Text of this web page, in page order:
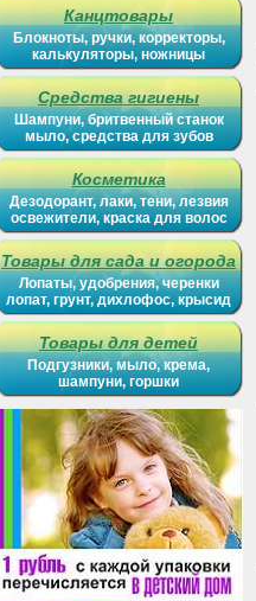
Канцтовары
Блокноты, ручки, корректоры,
калькуляторы, ножницы
Средства гигиены
Шампуни, бритвенный станок
мыло, средства для зубов
Косметика
Дезодорант, лаки, тени, лезвия
освежители, краска для волос
Товары для сада и огорода
Лопаты, удобрения, черенки
лопат, грунт, дихлофос, крысид
Товары для детей
Подгузники, мыло, крема,
шампуни, горшки